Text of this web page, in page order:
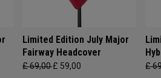
Limited Edition July Major
Fairway Headcover
£ 69,00£ 59,00 £